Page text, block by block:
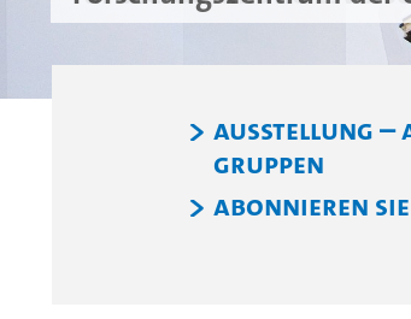
Ausstellung –
Gruppen
Abonnieren